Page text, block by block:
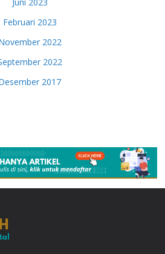
Februari 2023
2022
2022
2017